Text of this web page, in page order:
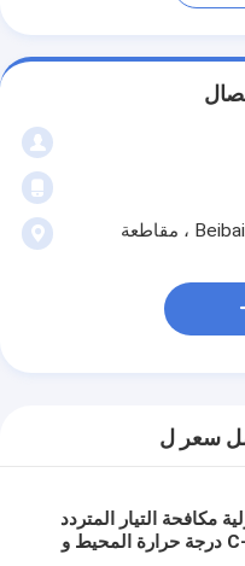
حديقة Sifang الصناعية ، مدينة Beibaixiang ، مقاطعة
سعر ل
مكافحة التيار المتردد
ل -25 °C- 40 °C درجة حرارة المحيط و